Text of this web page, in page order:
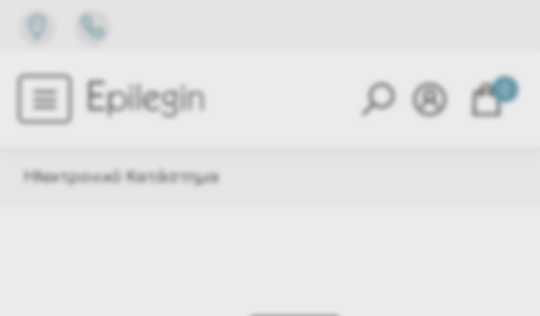
Ηλεκτρονικό Κατάστημα